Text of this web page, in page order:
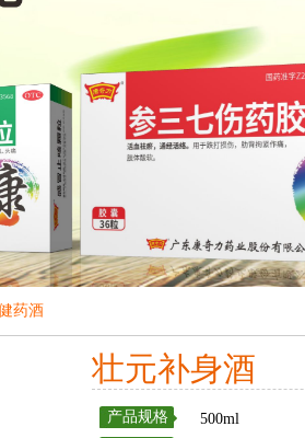
药酒
壮元补身酒
产品规格
500ml